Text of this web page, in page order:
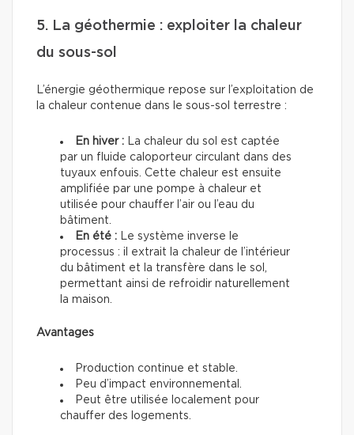
5. La géothermie : exploiter la chaleur
du sous-sol
L’énergie géothermique repose sur l’exploitation de
la chaleur contenue dans le sous-sol terrestre :
En hiver : La chaleur du sol est captée
par un fluide caloporteur circulant dans des
tuyaux enfouis. Cette chaleur est ensuite
amplifiée par une pompe à chaleur et
utilisée pour chauffer l’air ou l’eau du
bâtiment.
En été : Le système inverse le
processus : il extrait la chaleur de l’intérieur
du bâtiment et la transfère dans le sol,
permettant ainsi de refroidir naturellement
la maison.
Avantages
Production continue et stable.
Peu d’impact environnemental.
Peut être utilisée localement pour
chauffer des logements.